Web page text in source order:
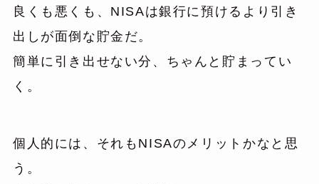
良くも悪くも、NISAは銀行に預けるより引き
出しが面倒な貯金だ。
簡単に引き出せない分、ちゃんと貯まってい
く。
個人的には、それもNISAのメリットかなと思
う。